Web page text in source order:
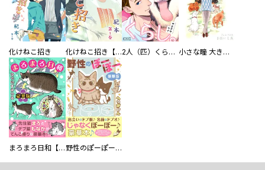
化けねこ招き 化けねこ招き【描きおろし付合冊版】 2人（匹）くらし。 小さな瞳 大きな鼓動
まろまろ日和【豪華版】 野性のぽーぽー【豪華版】